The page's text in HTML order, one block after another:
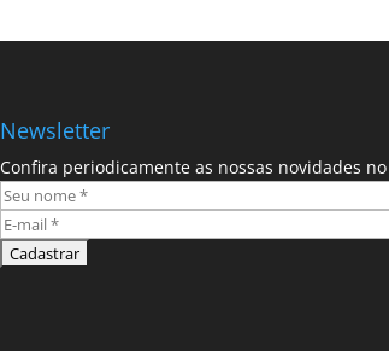
Newsletter
Confira periodicamente as nossas novidades